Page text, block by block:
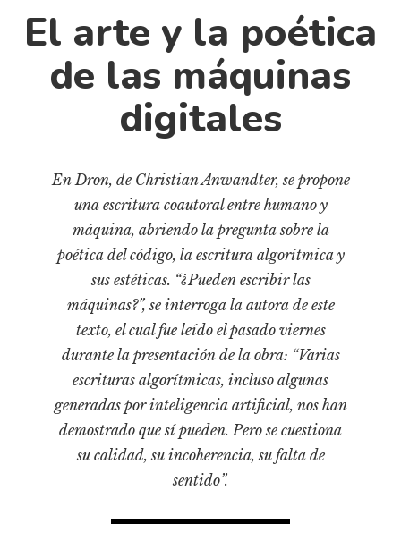
Cultura
Diccionario portátil de la literatura chilena
Historia
Historia material de los libros
Lagunas mentales
Libros usados
Medioambiente
Narrativas visuales
Pensamiento
Pensamiento ilustrado
El arte y la poética
de las máquinas
digitales
En Dron, de Christian Anwandter, se propone
una escritura coautoral entre humano y
máquina, abriendo la pregunta sobre la
poética del código, la escritura algorítmica y
sus estéticas. “¿Pueden escribir las
máquinas?”, se interroga la autora de este
texto, el cual fue leído el pasado viernes
durante la presentación de la obra: “Varias
escrituras algorítmicas, incluso algunas
generadas por inteligencia artificial, nos han
demostrado que sí pueden. Pero se cuestiona
su calidad, su incoherencia, su falta de
sentido”.